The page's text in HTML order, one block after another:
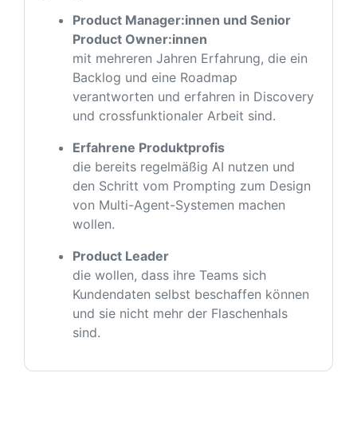
Product Manager:innen und Senior
Product Owner:innen
mit mehreren Jahren Erfahrung, die ein
Backlog und eine Roadmap
verantworten und erfahren in Discovery
und crossfunktionaler Arbeit sind.
Erfahrene Produktprofis
die bereits regelmäßig AI nutzen und
den Schritt vom Prompting zum Design
von Multi-Agent-Systemen machen
wollen.
Product Leader
die wollen, dass ihre Teams sich
Kundendaten selbst beschaffen können
und sie nicht mehr der Flaschenhals
sind.